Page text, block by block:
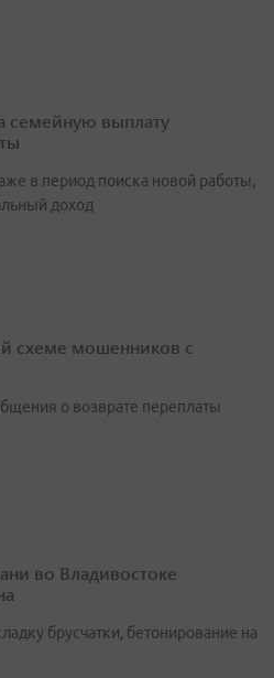
семейную выплату
в период поиска новой работы,
доход
схеме мошенников с
о возврате переплаты
во Владивостоке
брусчатки, бетонирование на